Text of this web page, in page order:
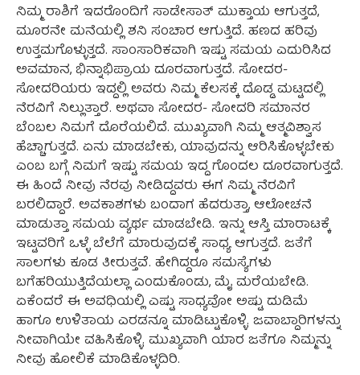
ನಿಮ್ಮ ರಾಶಿಗೆ ಇದರೊಂದಿಗೆ ಸಾಡೇಸಾತ್ ಮುಕ್ತಾಯ ಆಗುತ್ತದೆ,
ಮೂರನೇ ಮನೆಯಲ್ಲಿ ಶನಿ ಸಂಚಾರ ಆಗುತ್ತಿದೆ. ಹಣದ ಹರಿವು
ಉತ್ತಮಗೊಳ್ಳುತ್ತದೆ. ಸಾಂಸಾರಿಕವಾಗಿ ಇಷ್ಟು ಸಮಯ ಎದುರಿಸಿದ
ಅವಮಾನ, ಭಿನ್ನಾಭಿಪ್ರಾಯ ದೂರವಾಗುತ್ತದೆ. ಸೋದರ-
ಸೋದರಿಯರು ಇದ್ದಲ್ಲಿ ಅವರು ನಿಮ್ಮ ಕೆಲಸಕ್ಕೆ ದೊಡ್ಡ ಮಟ್ಟದಲ್ಲಿ
ನೆರವಿಗೆ ನಿಲ್ಲುತ್ತಾರೆ. ಅಥವಾ ಸೋದರ- ಸೋದರಿ ಸಮಾನರ
ಬೆಂಬಲ ನಿಮಗೆ ದೊರೆಯಲಿದೆ. ಮುಖ್ಯವಾಗಿ ನಿಮ್ಮ ಆತ್ಮವಿಶ್ವಾಸ
ಹೆಚ್ಚಾಗುತ್ತದೆ. ಏನು ಮಾಡಬೇಕು, ಯಾವುದನ್ನು ಆರಿಸಿಕೊಳ್ಳಬೇಕು
ಎಂಬ ಬಗ್ಗೆ ನಿಮಗೆ ಇಷ್ಟು ಸಮಯ ಇದ್ದ ಗೊಂದಲ ದೂರವಾಗುತ್ತದೆ.
ಈ ಹಿಂದೆ ನೀವು ನೆರವು ನೀಡಿದ್ದವರು ಈಗ ನಿಮ್ಮ ನೆರವಿಗೆ
ಬರಲಿದ್ದಾರೆ. ಅವಕಾಶಗಳು ಬಂದಾಗ ಹೆದರುತ್ತಾ, ಆಲೋಚನೆ
ಮಾಡುತ್ತಾ ಸಮಯ ವ್ಯರ್ಥ ಮಾಡಬೇಡಿ. ಇನ್ನು ಆಸ್ತಿ ಮಾರಾಟಕ್ಕೆ
ಇಟ್ಟವರಿಗೆ ಒಳ್ಳೆ ಬೆಲೆಗೆ ಮಾರುವುದಕ್ಕೆ ಸಾಧ್ಯ ಆಗುತ್ತದೆ. ಜತೆಗೆ
ಸಾಲಗಳು ಕೂಡ ತೀರುತ್ತವೆ. ಹೇಗಿದ್ದರೂ ಸಮಸ್ಯೆಗಳು
ಬಗೆಹರಿಯುತ್ತಿದೆಯಲ್ಲಾ ಎಂದುಕೊಂಡು, ಮೈ ಮರೆಯಬೇಡಿ.
ಏಕೆಂದರೆ ಈ ಅವಧಿಯಲ್ಲಿ ಎಷ್ಟು ಸಾಧ್ಯವೋ ಅಷ್ಟು ದುಡಿಮೆ
ಹಾಗೂ ಉಳಿತಾಯ ಎರಡನ್ನೂ ಮಾಡಿಟ್ಟುಕೊಳ್ಳಿ. ಜವಾಬ್ದಾರಿಗಳನ್ನು
ನೀವಾಗಿಯೇ ವಹಿಸಿಕೊಳ್ಳಿ. ಮುಖ್ಯವಾಗಿ ಯಾರ ಜತೆಗೂ ನಿಮ್ಮನ್ನು
ನೀವು ಹೋಲಿಕೆ ಮಾಡಿಕೊಳ್ಳದಿರಿ.